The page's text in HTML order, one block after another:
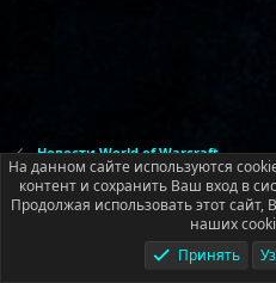
Новости World of Warcraft
Русский (RU)
Условия и правила
Политика
На данном сайте используются
контент и сохранить Ваш вход в
Продолжая использовать этот
наших
Принять